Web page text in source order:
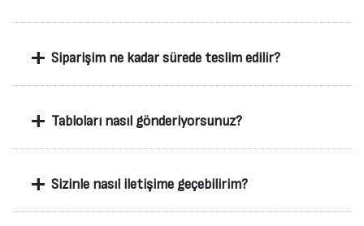
+ Siparişim ne kadar sürede teslim edilir?
+ Tabloları nasıl gönderiyorsunuz?
+ Sizinle nasıl iletişime geçebilirim?